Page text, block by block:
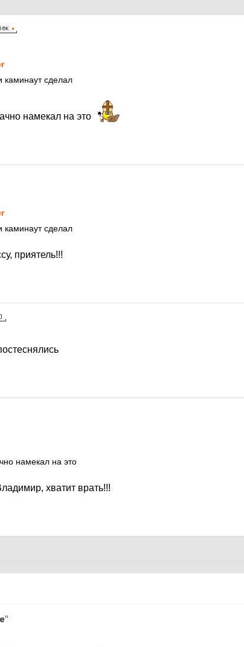
каминаут сделал
намекал на это
каминаут сделал
приятель!!!
намекал на это
хватит врать!!!